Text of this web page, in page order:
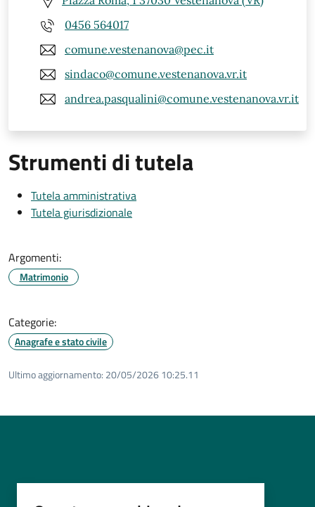
0456 564017
comune.vestenanova@pec.it
sindaco@comune.vestenanova.vr.it
andrea.pasqualini@comune.vestenanova.vr.it
Strumenti di tutela
Tutela amministrativa
Tutela giurisdizionale
Argomenti:
Matrimonio
Categorie:
Anagrafe e stato civile
Ultimo aggiornamento: 20/05/2026 10:25.11